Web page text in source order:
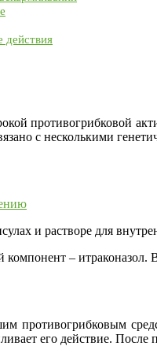
действия
противогрибковой
с несколькими
и растворе для
– итраконазол.
противогрибковым
его действие. После